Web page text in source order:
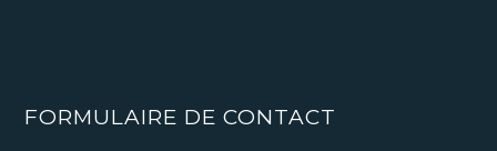
FORMULAIRE DE CONTACT